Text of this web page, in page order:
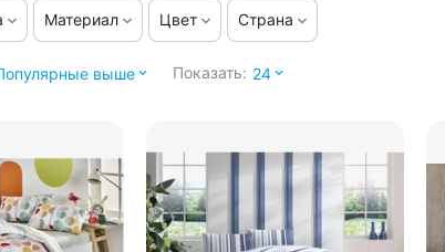
Материал Цвет Страна
выше Показать: 24